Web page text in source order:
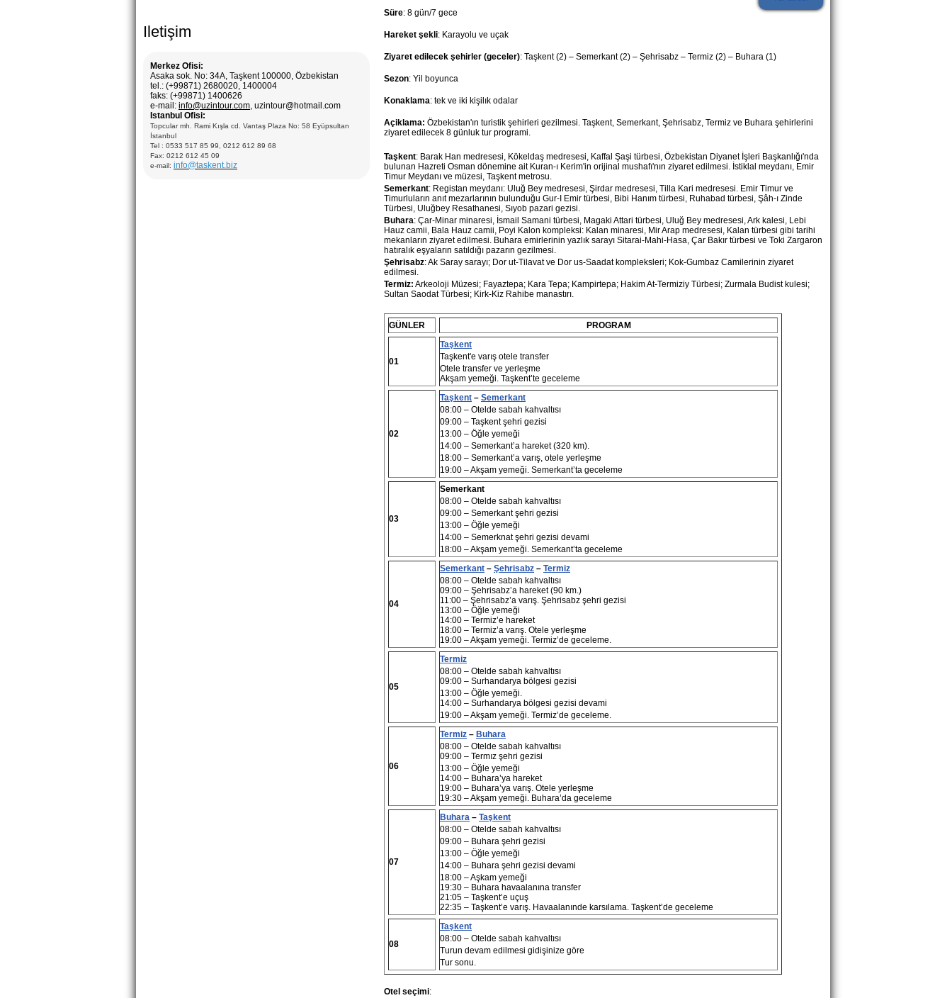
Iletişim
Merkez Ofisi:
Asaka sok. No: 34A, Taşkent 100000, Özbekistan
tel.: (+99871) 2680020, 1400004
faks: (+99871) 1400626
e-mail: info@uzintour.com, uzintour@hotmail.com
Istanbul Ofisi:
Topcular mh. Rami Kışla cd. Vantaş Plaza No: 58 Eyüpsultan
İstanbul
Tel : 0533 517 85 99, 0212 612 89 68
Fax: 0212 612 45 09
e-mail: info@taskent.biz
Süre: 8 gün/7 gece
Hareket şekli: Karayolu ve uçak
Ziyaret edilecek şehirler (geceler): Taşkent (2) – Semerkant (2) – Şehrisabz – Termiz (2) – Buhara (1)
Sezon: Yil boyunca
Konaklama: tek ve iki kişilık odalar
Açiklama: Özbekistan'ın turistik şehirleri gezilmesi. Taşkent, Semerkant, Şehrisabz, Termiz ve Buhara şehirlerini
ziyaret edilecek 8 günluk tur programi.
Taşkent: Barak Han medresesi, Kökeldaş medresesi, Kaffal Şaşi türbesi, Özbekistan Diyanet İşleri Başkanlığı'nda
bulunan Hazreti Osman dönemine ait Kuran-ı Kerim'in orijinal mushafı'nın ziyaret edilmesi. İstiklal meydanı, Emir
Timur Meydanı ve müzesi, Taşkent metrosu.
Semerkant: Registan meydanı: Uluğ Bey medresesi, Şirdar medresesi, Tilla Kari medresesi. Emir Timur ve
Timurluların anıt mezarlarının bulunduğu Gur-I Emir türbesi, Bibi Hanım türbesi, Ruhabad türbesi, Şâh-ı Zinde
Türbesi, Uluğbey Resathanesi, Sıyob pazari gezisi.
Buhara: Çar-Minar minaresi, İsmail Samani türbesi, Magaki Attari türbesi, Uluğ Bey medresesi, Ark kalesi, Lebi
Hauz camii, Bala Hauz camii, Poyi Kalon kompleksi: Kalan minaresi, Mir Arap medresesi, Kalan türbesi gibi tarihi
mekanların ziyaret edilmesi. Buhara emirlerinin yazlık sarayı Sitarai-Mahi-Hasa, Çar Bakır türbesi ve Toki Zargaron
hatıralık eşyaların satıldığı pazarın gezilmesi.
Şehrisabz: Ak Saray sarayı; Dor ut-Tilavat ve Dor us-Saadat kompleksleri; Kok-Gumbaz Camilerinin ziyaret
edilmesi.
Termiz: Arkeoloji Müzesi; Fayaztepa; Kara Tepa; Kampirtepa; Hakim At-Termiziy Türbesi; Zurmala Budist kulesi;
Sultan Saodat Türbesi; Kirk-Kiz Rahibe manastırı.
GÜNLER PROGRAM
01
Taşkent
Taşkent'e varış otele transfer
Otele transfer ve yerleşme
Akşam yemeği. Taşkent’te geceleme
02
Taşkent – Semerkant
08:00 – Otelde sabah kahvaltısı
09:00 – Taşkent şehri gezisi
13:00 – Öğle yemeği
14:00 – Semerkant’a hareket (320 km).
18:00 – Semerkant’a varış, otele yerleşme
19:00 – Akşam yemeği. Semerkant’ta geceleme
03
Semerkant
08:00 – Otelde sabah kahvaltısı
09:00 – Semerkant şehri gezisi
13:00 – Öğle yemeği
14:00 – Semerknat şehri gezisi devami
18:00 – Akşam yemeği. Semerkant’ta geceleme
04
Semerkant – Şehrisabz – Termiz
08:00 – Otelde sabah kahvaltısı
09:00 – Şehrisabz’a hareket (90 km.)
11:00 – Şehrisabz’a varış. Şehrisabz şehri gezisi
13:00 – Öğle yemeği
14:00 – Termiz’e hareket
18:00 – Termiz’a varış. Otele yerleşme
19:00 – Akşam yemeği. Termiz’de geceleme.
05
Termiz
08:00 – Otelde sabah kahvaltısı
09:00 – Surhandarya bölgesi gezisi
13:00 – Öğle yemeği.
14:00 – Surhandarya bölgesi gezisi devami
19:00 –Akşam yemeği. Termiz’de geceleme.
06
Termiz – Buhara
08:00 – Otelde sabah kahvaltısı
09:00 – Termız şehri gezisi
13:00 – Öğle yemeği
14:00 – Buhara’ya hareket
19:00 – Buhara’ya varış. Otele yerleşme
19:30 – Akşam yemeği. Buhara’da geceleme
07
Buhara – Taşkent
08:00 – Otelde sabah kahvaltısı
09:00 – Buhara şehri gezisi
13:00 – Öğle yemeği
14:00 – Buhara şehri gezisi devami
18:00 – Aşkam yemeği
19:30 – Buhara havaalanına transfer
21:05 – Taşkent’e uçuş
22:35 – Taşkent’e varış. Havaalanınde karsılama. Taşkent’de geceleme
08
Taşkent
08:00 – Otelde sabah kahvaltısı
Turun devam edilmesi gidişinize göre
Tur sonu.
Otel seçimi: